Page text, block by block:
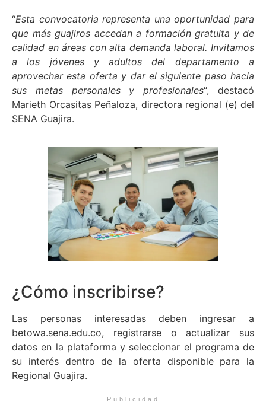
“Esta convocatoria representa una oportunidad para
que más guajiros accedan a formación gratuita y de
calidad en áreas con alta demanda laboral. Invitamos
a los jóvenes y adultos del departamento a
aprovechar esta oferta y dar el siguiente paso hacia
sus metas personales y profesionales“, destacó
Marieth Orcasitas Peñaloza, directora regional (e) del
SENA Guajira.
¿Cómo inscribirse?
Las personas interesadas deben ingresar a
betowa.sena.edu.co, registrarse o actualizar sus
datos en la plataforma y seleccionar el programa de
su interés dentro de la oferta disponible para la
Regional Guajira.
Publicidad